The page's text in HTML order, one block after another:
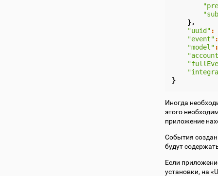
},
"uuid" :
"event" :
"model" :
}
Иногда
этого
приложение
События
будут
Если
установки, на